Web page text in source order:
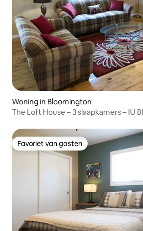
Woning in Bloomington
The Loft House – 3 slaapkamers – IU
Favoriet van gasten
Favoriet van gasten